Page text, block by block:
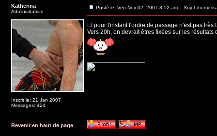
Katherina
Administratrice
Inscrit le: 21 Jan 2007
Messages: 424
Posté le: Ven Nov 02, 2007 8:52 am Sujet du
Et pour l'instant l'ordre de passage n'est pas
Vers 20h, on devrait êtres fixées sur les résultats
Revenir en haut de page